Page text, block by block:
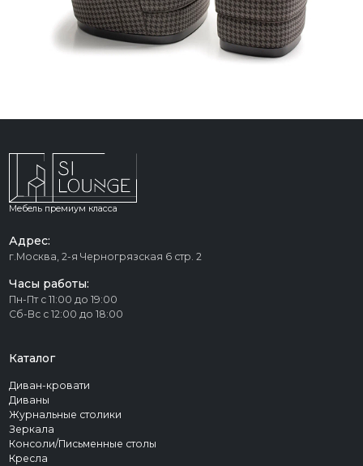
Мебель премиум класса
Адрес:
г.Москва, 2-я Черногрязская 6 стр. 2
Часы работы:
Пн-Пт с 11:00 до 19:00
Сб-Вс с 12:00 до 18:00
Каталог
Диван-кровати
Диваны
Журнальные столики
Зеркала
Консоли/Письменные столы
Кресла